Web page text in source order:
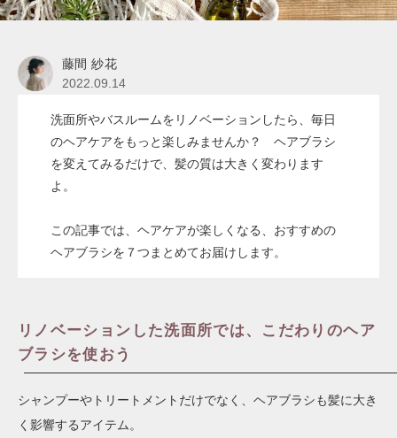
藤間 紗花
2022.09.14
洗面所やバスルームをリノベーションしたら、毎日
のヘアケアをもっと楽しみませんか？ ヘアブラシ
を変えてみるだけで、髪の質は大きく変わります
よ。
この記事では、ヘアケアが楽しくなる、おすすめの
ヘアブラシを７つまとめてお届けします。
リノベーションした洗面所では、こだわりのヘア
ブラシを使おう
シャンプーやトリートメントだけでなく、ヘアブラシも髪に大き
く影響するアイテム。